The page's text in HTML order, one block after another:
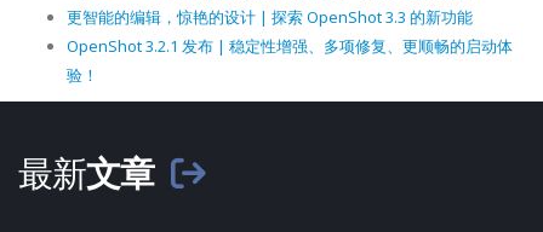
更智能的编辑，惊艳的设计 | 探索 OpenShot 3.3 的新功能
OpenShot 3.2.1 发布 | 稳定性增强、多项修复、更顺畅的启动体
验！
最新文章